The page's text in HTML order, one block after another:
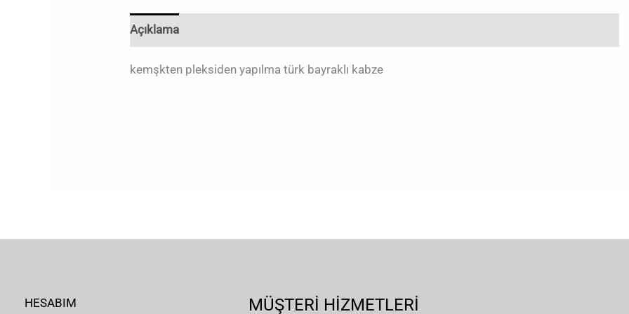
Açıklama
kemşkten pleksiden yapılma türk bayraklı kabze
HESABIM MÜŞTERİ HİZMETLERİ